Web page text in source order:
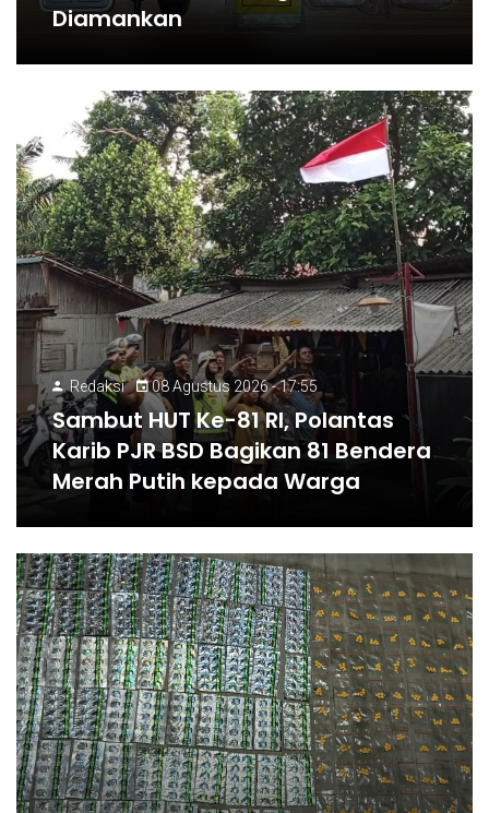
Diamankan
Redaksi 08 Agustus 2026 - 17:55
Sambut HUT Ke-81 RI, Polantas
Karib PJR BSD Bagikan 81 Bendera
Merah Putih kepada Warga